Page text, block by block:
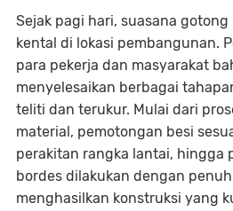
Sejak pagi hari, suasana
kental di lokasi pembangunan.
para pekerja dan masyarakat
menyelesaikan berbagai
teliti dan terukur. Mulai dari
material, pemotongan besi
perakitan rangka lantai, hingga
bordes dilakukan dengan
menghasilkan konstruksi yang